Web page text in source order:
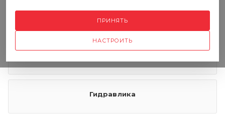
Гидравлика
НАСТРОИТЬ
ПРИНЯТЬ